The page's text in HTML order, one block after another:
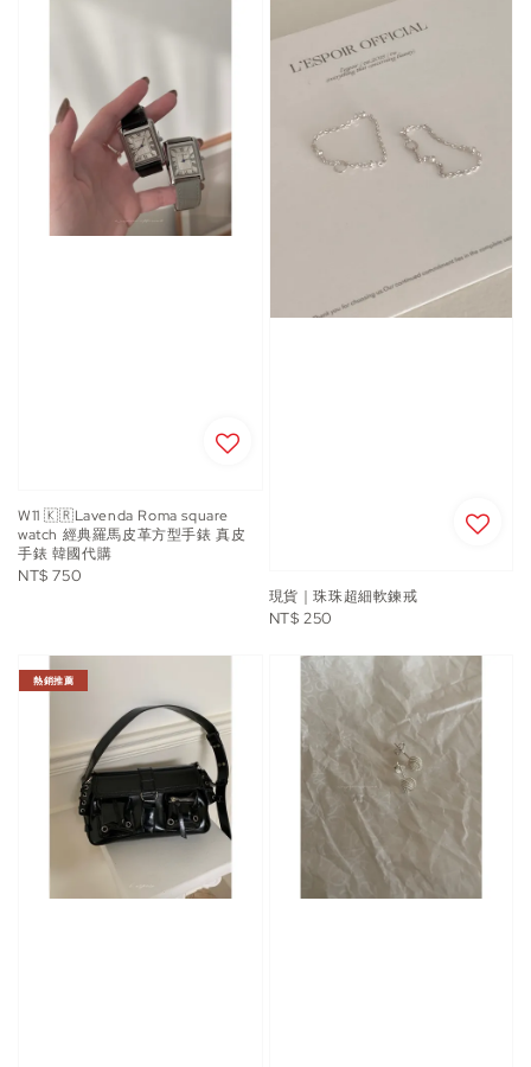
W11 🇰🇷Lavenda Roma square
watch 經典羅馬皮革方型手錶 真皮
手錶 韓國代購
Regular
NT$ 750
現貨｜珠珠超細軟鍊戒
Regular
NT$ 250
熱銷推薦